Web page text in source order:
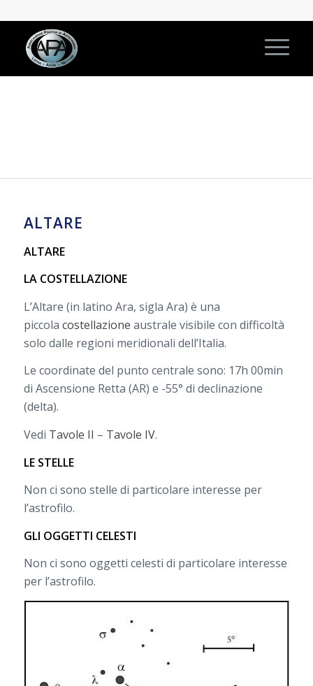
ALTARE
ALTARE
LA COSTELLAZIONE
L’Altare (in latino Ara, sigla Ara) è una
piccola costellazione australe visibile con difficoltà
solo dalle regioni meridionali dell’Italia.
Le coordinate del punto centrale sono: 17h 00min
di Ascensione Retta (AR) e -55° di declinazione
(delta).
Vedi Tavole II – Tavole IV.
LE STELLE
Non ci sono stelle di particolare interesse per
l’astrofilo.
GLI OGGETTI CELESTI
Non ci sono oggetti celesti di particolare interesse
per l’astrofilo.